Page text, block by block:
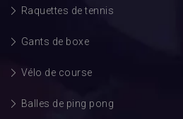
Raquettes de tennis
Gants de boxe
Vélo de course
Balles de ping pong